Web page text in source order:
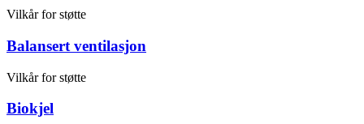
Vilkår for støtte
Balansert ventilasjon
Vilkår for støtte
Biokjel